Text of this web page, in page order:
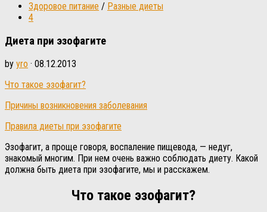
Здоровое питание / Разные диеты
4
Диета при эзофагите
by yro · 08.12.2013
Что такое эзофагит?
Причины возникновения заболевания
Правила диеты при эзофагите
Эзофагит, а проще говоря, воспаление пищевода, — недуг,
знакомый многим. При нем очень важно соблюдать диету. Какой
должна быть диета при эзофагите, мы и расскажем.
Что такое эзофагит?